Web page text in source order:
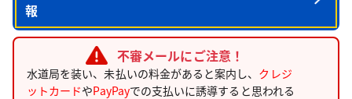
報
不審メールにご注意！
水道局を装い、未払いの料金があると案内し、 クレジ
ットカードやPayPayでの支払いに誘導すると思われる